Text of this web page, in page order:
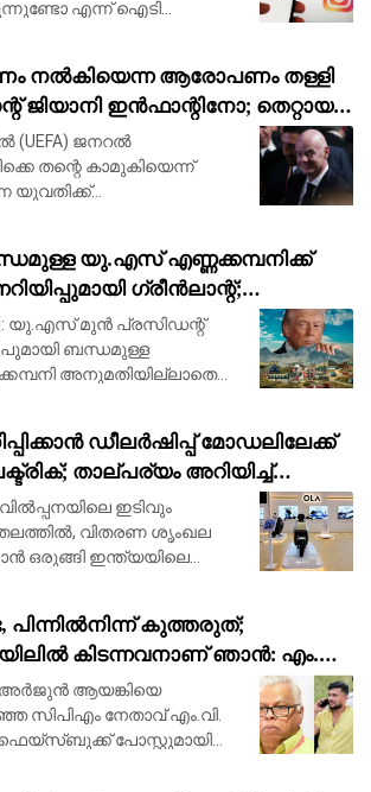
എന്ന് ഐടി
നൽകിയെന്ന ആരോപണം തള്ളി
ജിയാനി ഇൻഫാന്റിനോ; തെറ്റായ
പ്രതികരണം
ജനറൽ
തന്റെ കാമുകിയെന്ന്
യുവതിക്ക്
പണം നൽകി
ജിയാനി ഇൻഫാന്റിനോ.
യു.എസ് എണ്ണക്കമ്പനിക്ക്
ഗ്രീൻലാന്റ്;
ഡ്രില്ലിംഗ് ഉപകരണങ്ങൾ
യു.എസ് മുൻ പ്രസിഡന്റ്
ബന്ധമുള്ള
അനുമതിയില്ലാതെ
സംഭവത്തിൽ
ഡീലർഷിപ്പ് മോഡലിലേക്ക്
താല്പര്യം അറിയിച്ച്
ഇടിവും
വിതരണ ശൃംഖല
ഒരുങ്ങി ഇന്ത്യയിലെ
ഇരുചക്ര വാഹന
പിന്നിൽനിന്ന് കുത്തരുത്;
ജയിലിൽ കിടന്നവനാണ് ഞാൻ: എം.വി.
അർജുൻ ആയങ്കി
അര്‍ജുന്‍ ആയങ്കിയെ
സിപിഎം നേതാവ് എം.വി.
പോസ്റ്റുമായി
അയിത്തം